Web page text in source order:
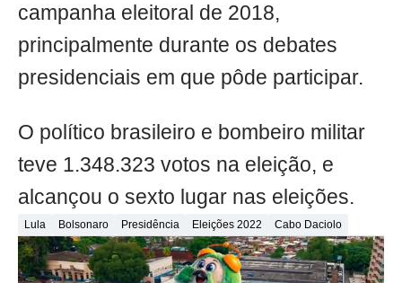
campanha eleitoral de 2018,
principalmente durante os debates
presidenciais em que pôde participar.
O político brasileiro e bombeiro militar
teve 1.348.323 votos na eleição, e
alcançou o sexto lugar nas eleições.
Lula Bolsonaro Presidência Eleições 2022 Cabo Daciolo